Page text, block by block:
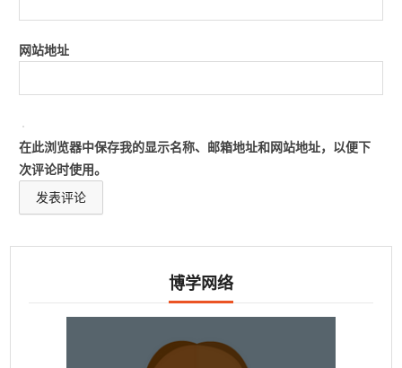
网站地址
在此浏览器中保存我的显示名称、邮箱地址和网站地址，以便下
次评论时使用。
博学网络